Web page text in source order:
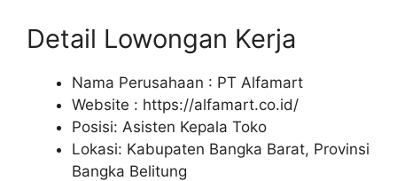
Detail Lowongan Kerja
Nama Perusahaan : PT Alfamart
Website : https://alfamart.co.id/
Posisi: Asisten Kepala Toko
Lokasi: Kabupaten Bangka Barat, Provinsi
Bangka Belitung